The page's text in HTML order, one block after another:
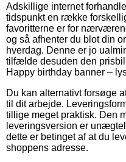
Adskillige internet
tidspunkt en række
favoritterne er for
og så afhenter du blot din
hverdag. Denne er jo
tilfælde desuden den
Happy birthday banner –
Du kan alternativt forsøge
til dit arbejde.
tillige meget praktisk. Den
leveringsversion er
dette er betinget af at du
shoppens adresse.